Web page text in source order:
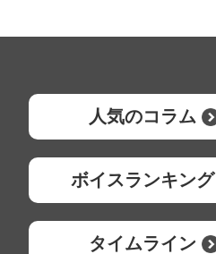
人気のコラム
ボイスランキング
タイムライン